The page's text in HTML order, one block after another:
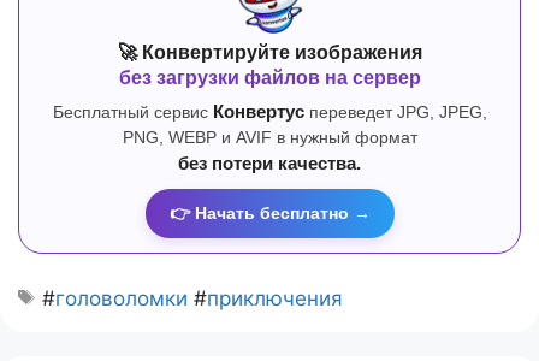
🚀 Конвертируйте изображения
без загрузки файлов на сервер
Бесплатный сервис Конвертуспереведет JPG, JPEG,
PNG, WEBP и AVIF в нужный формат
без потери качества.
👉 Начать бесплатно →
#головоломки #приключения